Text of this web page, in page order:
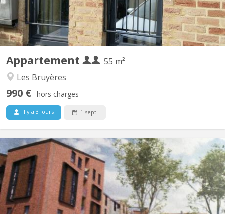
Appartement
55 m²
Les Bruyères
990 € hors charges
il y a 3 jours 1 sept.
KV 1459
Furnished 1-bedroom apartment, built in 2020, centrally located
in a new residential complex in Courbevoie with views of the
gardens. 3 minutes (250m) from the Esplanade supermarket.
SNCB train station (300m). Bus station 11 minutes (900m). E411
motorway at the parking lot exit. Living room with...